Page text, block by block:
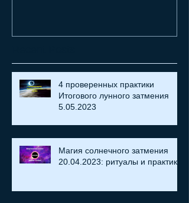
4 проверенных практики
Итогового лунного затмения
5.05.2023
Магия солнечного затмения
20.04.2023: ритуалы и практики